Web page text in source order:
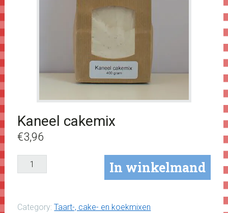
Kaneel cakemix
€3,96
Kaneel
cakemix
In winkelmand
Category:Taart-, cake- en koekmixen